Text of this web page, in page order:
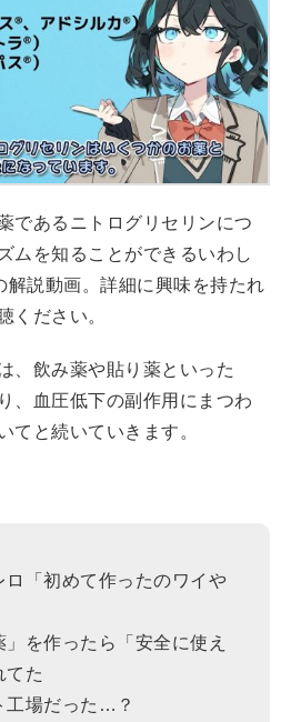
であるニトログリセリンにつ
ムを知ることができるいわし
解説動画。詳細に興味を持たれ
ください。
、飲み薬や貼り薬といった
、血圧低下の副作用にまつわ
てと続いていきます。
ロ「初めて作ったのワイや
」を作ったら「安全に使え
てた
工場だった…？